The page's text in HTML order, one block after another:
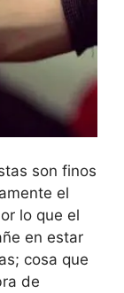
son finos
el
lo que el
en estar
cosa que
de